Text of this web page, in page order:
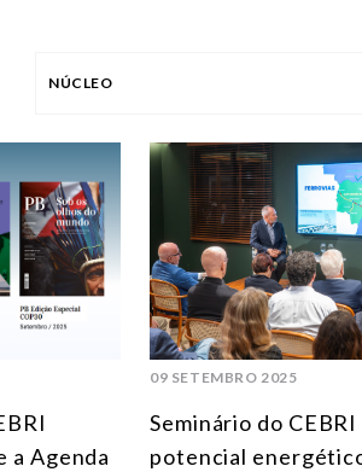
NÚCLEO
NÚCLEO
ÁFRICA
AMÉRICA DO SUL
ÁSIA
AMÉRICA DO NORTE
a Agenda
09 SETEMBRO 2025
Seminário do
potencial